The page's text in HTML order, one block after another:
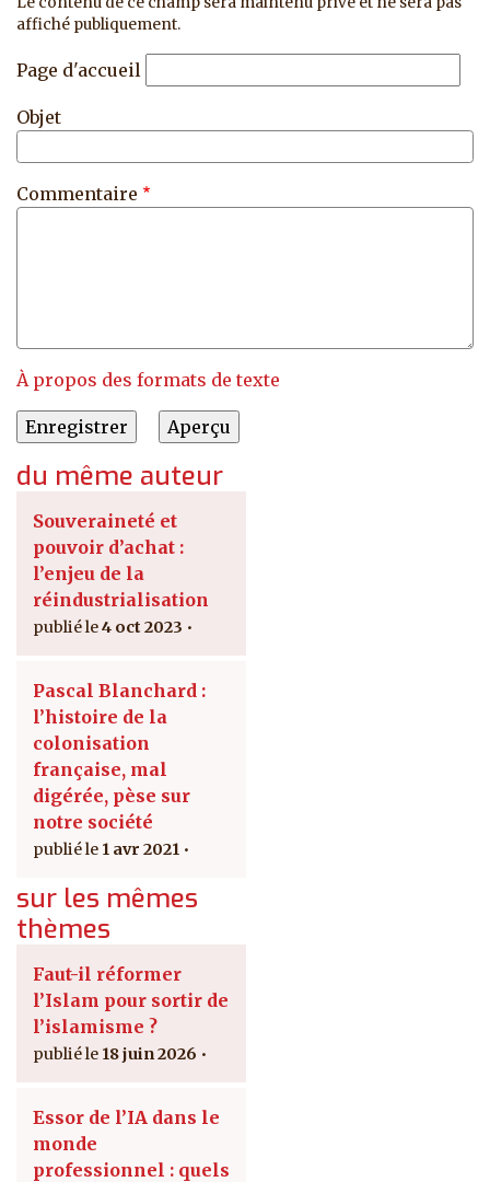
affiché publiquement.
Page d'accueil
Objet
Commentaire
À propos des formats de texte
du même auteur
Souveraineté et
pouvoir d’achat :
l’enjeu de la
réindustrialisation
4 oct 2023
Pascal Blanchard :
l’histoire de la
colonisation
française, mal
digérée, pèse sur
notre société
1 avr 2021
sur les mêmes
thèmes
Faut-il réformer
l’Islam pour sortir de
l’islamisme ?
18 juin 2026
Essor de l’IA dans le
monde
professionnel : quels